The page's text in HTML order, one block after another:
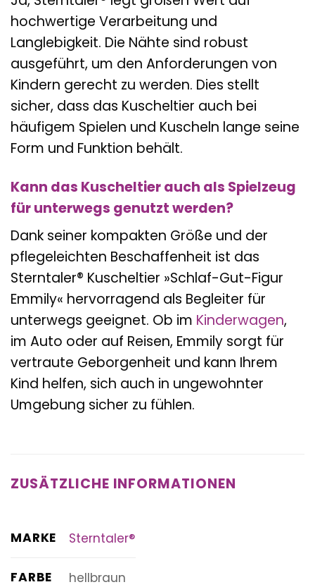
hochwertige Verarbeitung und
Langlebigkeit. Die Nähte sind robust
ausgeführt, um den Anforderungen von
Kindern gerecht zu werden. Dies stellt
sicher, dass das Kuscheltier auch bei
häufigem Spielen und Kuscheln lange seine
Form und Funktion behält.
Kann das Kuscheltier auch als Spielzeug
für unterwegs genutzt werden?
Dank seiner kompakten Größe und der
pflegeleichten Beschaffenheit ist das
Sterntaler® Kuscheltier »Schlaf-Gut-Figur
Emmily« hervorragend als Begleiter für
unterwegs geeignet. Ob im Kinderwagen,
im Auto oder auf Reisen, Emmily sorgt für
vertraute Geborgenheit und kann Ihrem
Kind helfen, sich auch in ungewohnter
Umgebung sicher zu fühlen.
ZUSÄTZLICHE INFORMATIONEN
MARKE Sterntaler®
FARBE hellbraun